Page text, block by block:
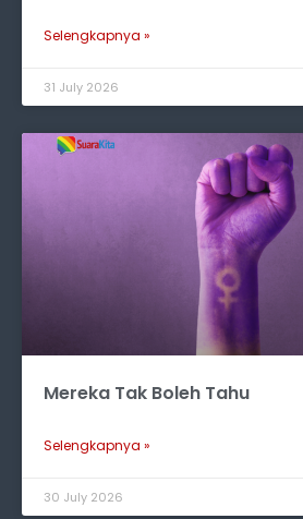
Selengkapnya »
31 July 2026
Mereka Tak Boleh Tahu
Selengkapnya »
30 July 2026